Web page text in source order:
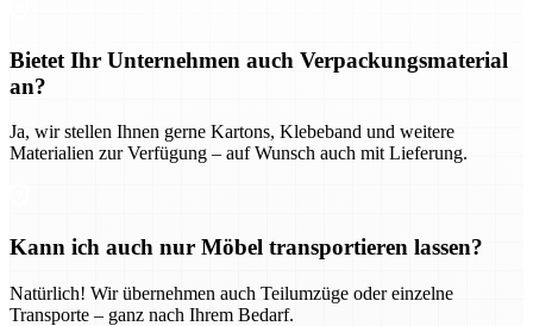
Bietet Ihr Unternehmen auch Verpackungsmaterial
an?
Ja, wir stellen Ihnen gerne Kartons, Klebeband und weitere
Materialien zur Verfügung – auf Wunsch auch mit Lieferung.
Kann ich auch nur Möbel transportieren lassen?
Natürlich! Wir übernehmen auch Teilumzüge oder einzelne
Transporte – ganz nach Ihrem Bedarf.